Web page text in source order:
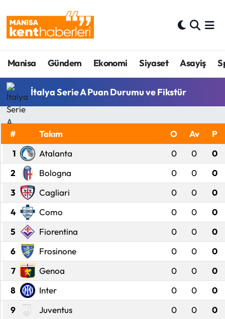
Manisa Gündem Ekonomi Siyaset Asayiş
İtalya Serie A Puan Durumu ve Fikstür
# Takım O Av
P
1
Atalanta 0 0
0
2
Bologna 0 0
0
3
Cagliari 0 0
0
4
Como 0 0
0
5
Fiorentina 0 0
0
6
Frosinone 0 0
0
7
Genoa 0 0
0
8
Inter 0 0
0
9
Juventus 0 0
0
Ahmetli Hava Durumu
Ahmetli Trafik Yoğunluk Haritası
Süper Lig Puan Durumu ve Fikstür
Son Dakika Haberleri
Haber Arşivi